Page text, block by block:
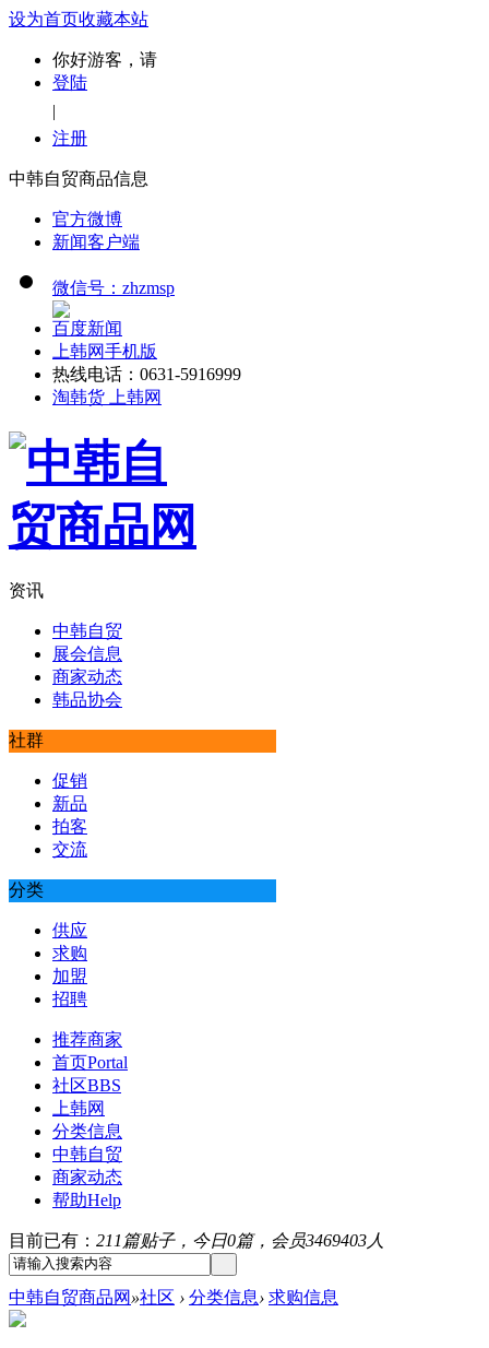
设为首页收藏本站
你好游客，请
登陆
|
注册
中韩自贸商品信息
官方微博
新闻客户端
微信号：zhzmsp
百度新闻
上韩网手机版
热线电话：0631-5916999
淘韩货 上韩网
资讯
中韩自贸
展会信息
商家动态
韩品协会
社群
促销
新品
拍客
交流
分类
供应
求购
加盟
招聘
推荐商家
首页Portal
社区BBS
上韩网
分类信息
中韩自贸
商家动态
帮助Help
目前已有： 211篇贴子，今日0篇，会员3469403人
中韩自贸商品网 »社区 › 分类信息› 求购信息